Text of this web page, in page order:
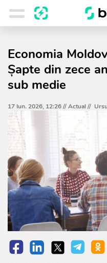
Economia
Șapte din zece
sub medie
17 Iun. 2026, 12:26 //Actual//